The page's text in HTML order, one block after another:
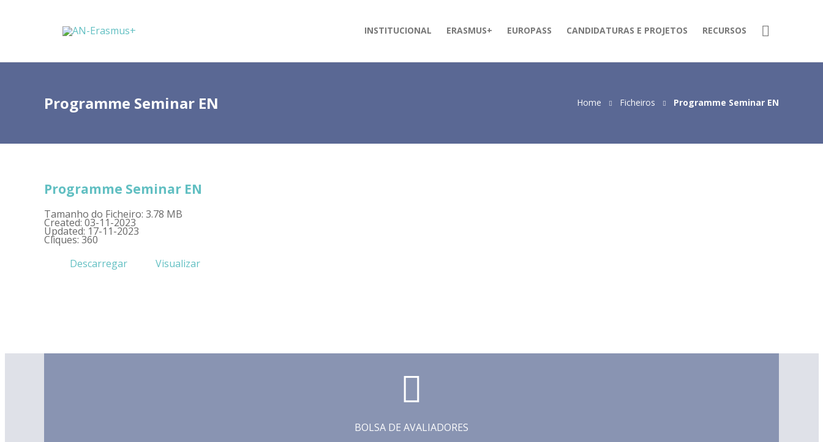
INSTITUCIONAL ERASMUS+ EUROPASS CANDIDATURAS E PROJETOS RECURSOS
Programme Seminar EN Home Ficheiros Programme Seminar EN
Programme Seminar EN
Tamanho do Ficheiro: 3.78 MB
Created: 03-11-2023
Updated: 17-11-2023
Cliques: 360
Descarregar
Visualizar
BOLSA DE AVALIADORES